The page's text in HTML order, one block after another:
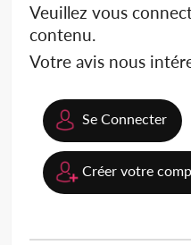
Veuillez vous
contenu.
Votre avis nous
Se Connecter
Créer votre